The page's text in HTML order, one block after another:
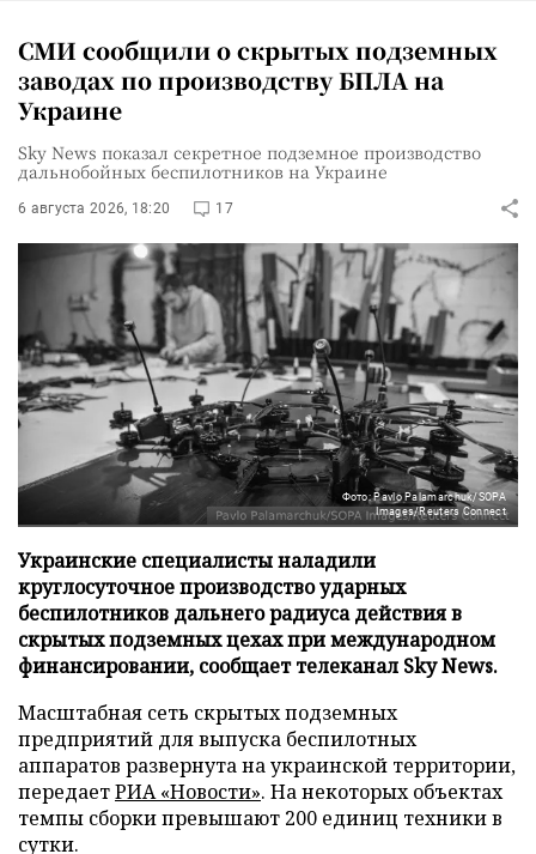
СМИ сообщили о скрытых подземных
заводах по производству БПЛА на
Украине
Sky News показал секретное подземное производство
дальнобойных беспилотников на Украине
6 августа 2026, 18:20 17
Фото: Pavlo Palamarchuk/SOPA
Images/Reuters Connect
Украинские специалисты наладили
круглосуточное производство ударных
беспилотников дальнего радиуса действия в
скрытых подземных цехах при международном
финансировании, сообщает телеканал Sky News.
Масштабная сеть скрытых подземных
предприятий для выпуска беспилотных
аппаратов развернута на украинской территории,
передаетРИА «Новости». На некоторых объектах
темпы сборки превышают 200 единиц техники в
сутки.